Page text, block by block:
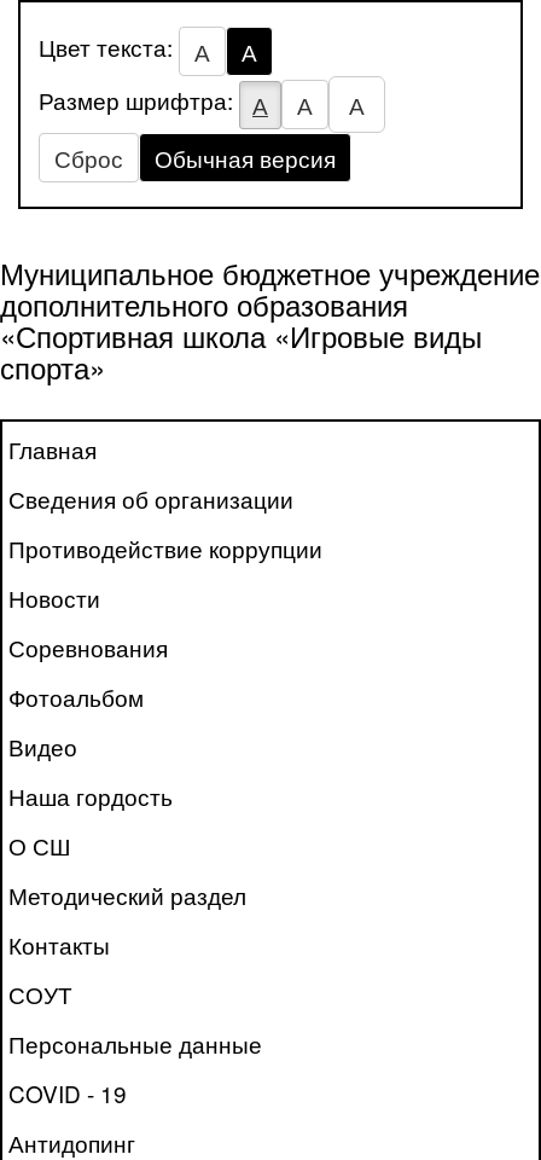
Цвет текста: А
А
Размер шрифтра:
А А
А
Сброс
Обычная версия
Муниципальное бюджетное учреждение
дополнительного образования
«Спортивная школа «Игровые виды
спорта»
Главная
Сведения об организации
Противодействие коррупции
Новости
Соревнования
Фотоальбом
Видео
Наша гордость
О СШ
Методический раздел
Контакты
СОУТ
Персональные данные
COVID - 19
Антидопинг